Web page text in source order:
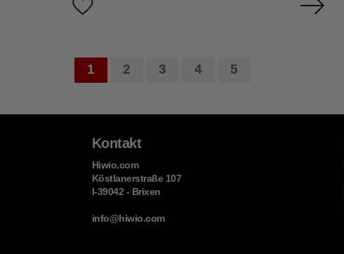
1 2 3 4 5
Kontakt
Hiwio.com
Köstlanerstraße 107
I-39042 - Brixen
info@hiwio.com